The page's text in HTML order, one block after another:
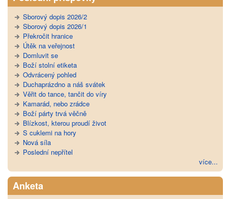
Sborový dopis 2026/2
Sborový dopis 2026/1
Překročit hranice
Útěk na veřejnost
Domluvit se
Boží stolní etiketa
Odvrácený pohled
Duchaprázdno a náš svátek
Věřit do tance, tančit do víry
Kamarád, nebo zrádce
Boží párty trvá věčně
Blízkost, kterou proudí život
S cuklemi na hory
Nová síla
Poslední nepřítel
více...
Anketa